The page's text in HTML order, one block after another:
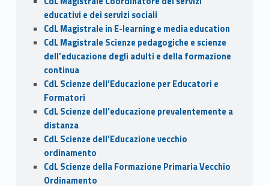
educativi e dei servizi sociali
CdL Magistrale in E-learning e media education
CdL Magistrale Scienze pedagogiche e scienze
dell’educazione degli adulti e della formazione
continua
CdL Scienze dell’Educazione per Educatori e
Formatori
CdL Scienze dell’educazione prevalentemente a
distanza
CdL Scienze dell’Educazione vecchio
ordinamento
CdL Scienze della Formazione Primaria Vecchio
Ordinamento